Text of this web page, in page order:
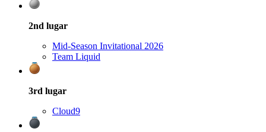
2nd lugar
Mid-Season Invitational 2026
Team Liquid
3rd lugar
Cloud9